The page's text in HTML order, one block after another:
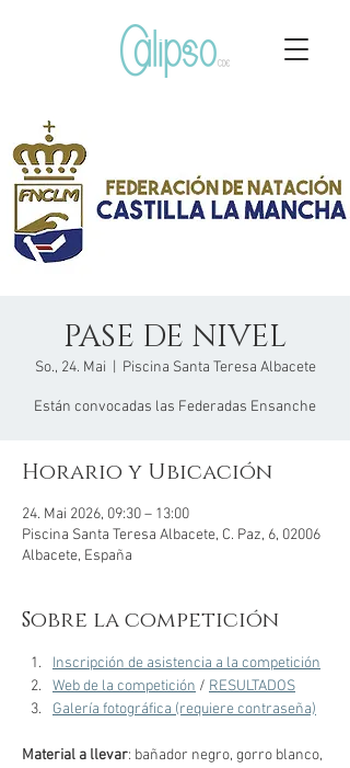
PASE DE NIVEL
So., 24. Mai Piscina Santa Teresa Albacete
Están convocadas las Federadas Ensanche
Horario y Ubicación
24. Mai 2026, 09:30 – 13:00
Piscina Santa Teresa Albacete, C. Paz, 6, 02006
Albacete, España
Sobre la competición
Inscripción de asistencia a la competición
Web de la competición / RESULTADOS
Galería fotográfica (requiere contraseña)
Material a llevar: bañador negro, gorro blanco,